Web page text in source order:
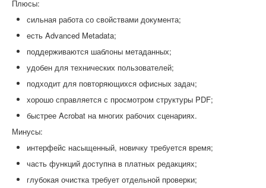
Плюсы:
сильная работа со свойствами документа;
есть Advanced Metadata;
поддерживаются шаблоны метаданных;
удобен для технических пользователей;
подходит для повторяющихся офисных задач;
хорошо справляется с просмотром структуры PDF;
быстрее Acrobat на многих рабочих сценариях.
Минусы:
интерфейс насыщенный, новичку требуется время;
часть функций доступна в платных редакциях;
глубокая очистка требует отдельной проверки;